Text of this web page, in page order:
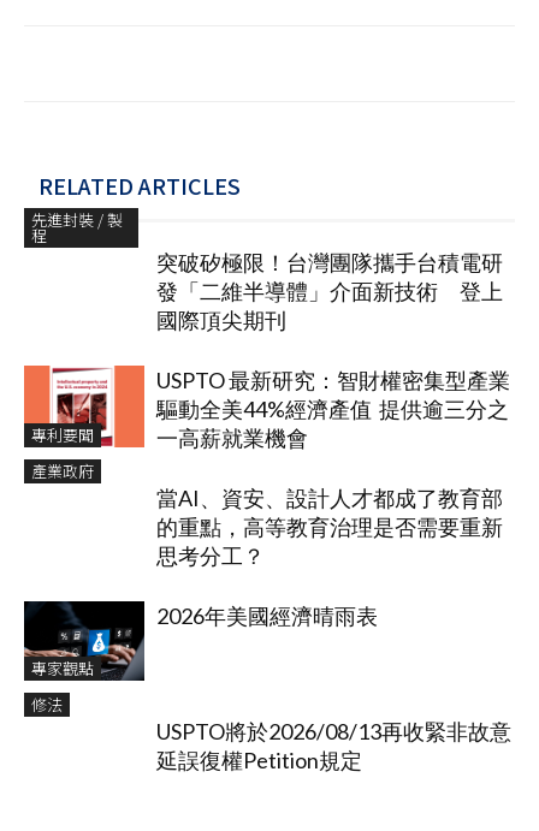
RELATED ARTICLES
先進封裝 / 製
程
突破矽極限！台灣團隊攜手台積電研
發「二維半導體」介面新技術 登上
國際頂尖期刊
專利要聞
USPTO 最新研究：智財權密集型產業
驅動全美44%經濟產值 提供逾三分之
一高薪就業機會
產業政府
當AI、資安、設計人才都成了教育部
的重點，高等教育治理是否需要重新
思考分工？
專家觀點
2026年美國經濟晴雨表
修法
USPTO將於2026/08/13再收緊非故意
延誤復權Petition規定